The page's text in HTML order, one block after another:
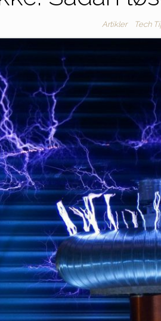
Artikler Tech